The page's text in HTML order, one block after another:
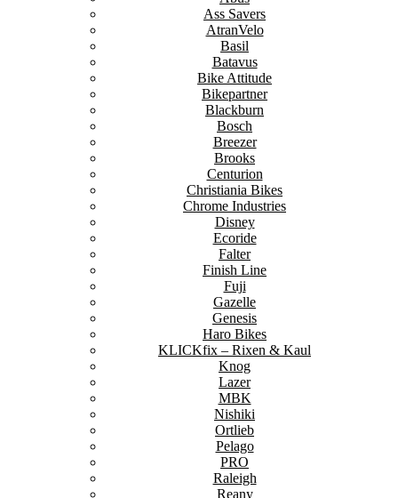
Ass Savers
AtranVelo
Basil
Batavus
Bike Attitude
Bikepartner
Blackburn
Bosch
Breezer
Brooks
Centurion
Christiania Bikes
Chrome Industries
Disney
Ecoride
Falter
Finish Line
Fuji
Gazelle
Genesis
Haro Bikes
KLICKfix – Rixen & Kaul
Knog
Lazer
MBK
Nishiki
Ortlieb
Pelago
PRO
Raleigh
Reany